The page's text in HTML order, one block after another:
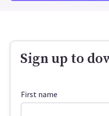
Sign up to
First name